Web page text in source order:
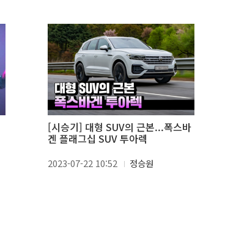
[시승기] 대형 SUV의 근본...폭스바
겐 플래그십 SUV 투아렉
2023-07-22 10:52 정승원